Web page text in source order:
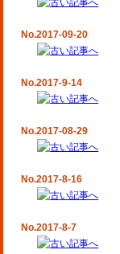
No.2017-09-20
No.2017-9-14
No.2017-08-29
No.2017-8-16
No.2017-8-7